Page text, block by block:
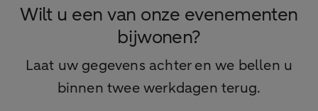
Wilt u een van onze evenementen
bijwonen?
Laat uw gegevens achter en we bellen u
binnen twee werkdagen terug.